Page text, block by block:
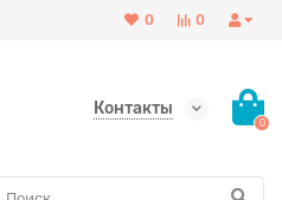
0
0
Контакты
0